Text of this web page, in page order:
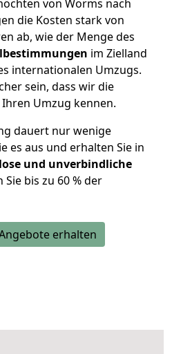
von Worms nach
die Kosten stark von
ab, wie der Menge des
im Zielland
internationalen Umzugs.
sein, dass wir die
Umzug kennen.
dauert nur wenige
es aus und erhalten Sie in
und unverbindliche
Sie bis zu 60 % der
erhalten